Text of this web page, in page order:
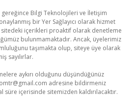
gereğince Bilgi Teknolojileri ve İletişim
bir Yer Sağlayıcı olarak hizmet
içerikleri proaktif olarak denetleme
bulunmamaktadır. Ancak, üyelerimiz
taşımakta olup, siteye üye olarak
sayılırlar.
aykırı olduğunu düşündüğünüz
adresine bildirmeniz
süre içerisinde sitemizden kaldırılacaktır.